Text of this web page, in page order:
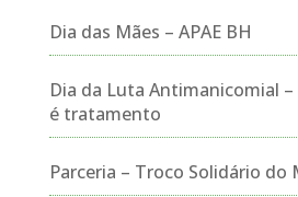
Dia das Mães – APAE BH
Dia da Luta Antimanicomial
é tratamento
Parceria – Troco Solidário do